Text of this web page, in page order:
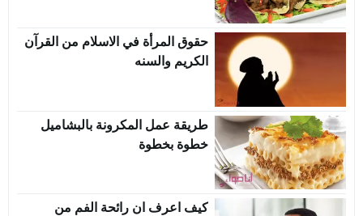
حقوق المرأة في الاسلام من القرآن
الكريم والسنه
طريقة عمل المكرونة بالبشاميل
خطوة بخطوة
كيف اعرف ان رائحة الفم من